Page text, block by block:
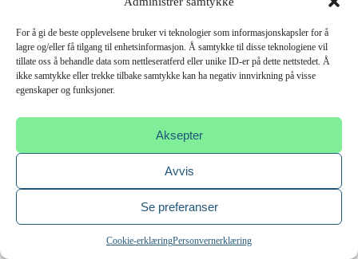
For å gi de beste opplevelsene bruker vi teknologier som informasjonskapsler for å
lagre og/eller få tilgang til enhetsinformasjon. Å samtykke til disse teknologiene vil
tillate oss å behandle data som nettleseratferd eller unike ID-er på dette nettstedet. Å
ikke samtykke eller trekke tilbake samtykke kan ha negativ innvirkning på visse
egenskaper og funksjoner.
Aksepter
Avvis
Se preferanser
Cookie-erklæringPersonvernerklæring